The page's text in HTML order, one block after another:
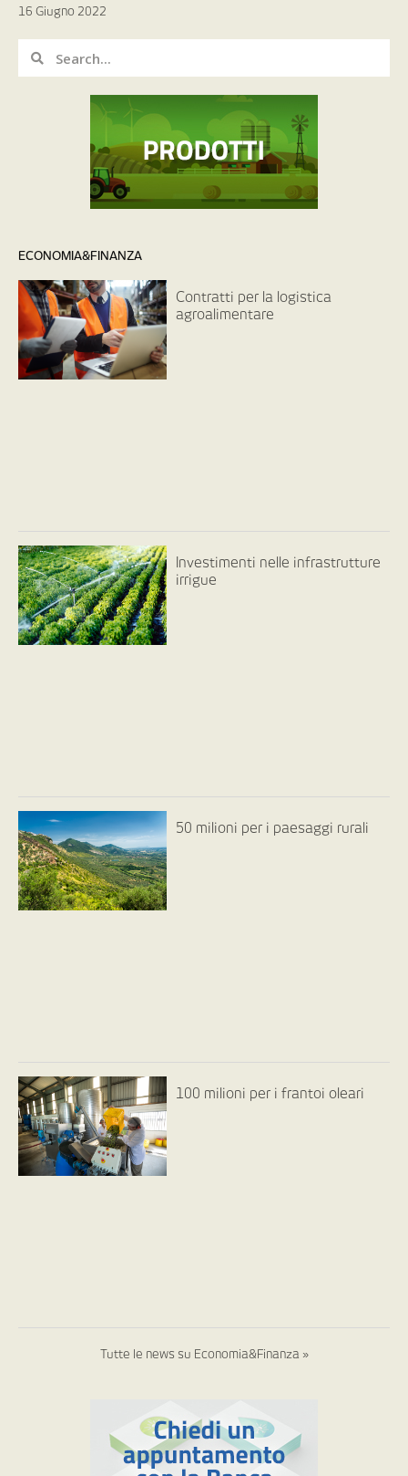
16 Giugno 2022
ECONOMIA&FINANZA
Contratti per la logistica
agroalimentare
Investimenti nelle infrastrutture
irrigue
50 milioni per i paesaggi rurali
100 milioni per i frantoi oleari
Tutte le news su Economia&Finanza »